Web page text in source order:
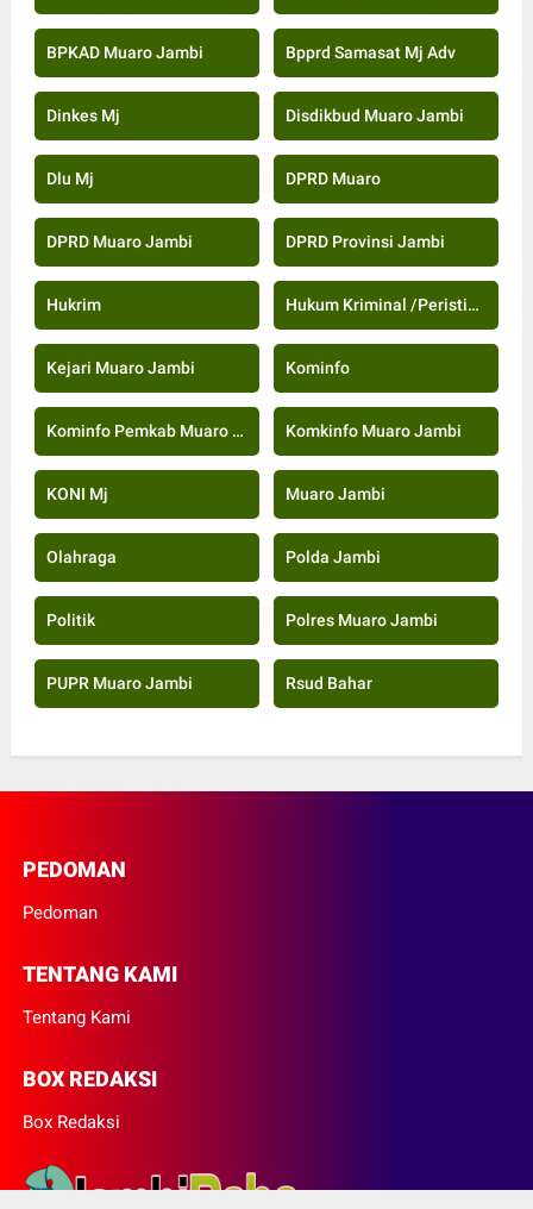
BPKAD Muaro Jambi Bpprd Samasat Mj Adv
Dinkes Mj Disdikbud Muaro Jambi
Dlu Mj DPRD Muaro
DPRD Muaro Jambi DPRD Provinsi Jambi
Hukrim Hukum Kriminal /Peristiwa
Kejari Muaro Jambi Kominfo
Kominfo Pemkab Muaro Jambi Komkinfo Muaro Jambi
KONI Mj Muaro Jambi
Olahraga Polda Jambi
Politik Polres Muaro Jambi
PUPR Muaro Jambi Rsud Bahar
PEDOMAN
Pedoman
TENTANG KAMI
Tentang Kami
BOX REDAKSI
Box Redaksi